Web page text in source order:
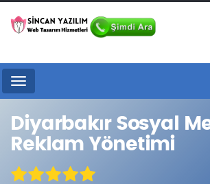
Menu
Diyarbakır Sosyal
Reklam Yönetimi